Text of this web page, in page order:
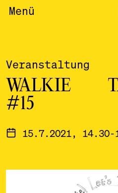
Menü
Veranstaltung
WALKIE
#15
15.7.2021, 14.30-